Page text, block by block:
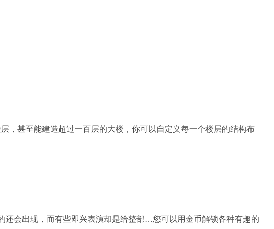
，甚至能建造超过一百层的大楼，你可以自定义每一个楼层的结构布
还会出现，而有些即兴表演却是给整部…您可以用金币解锁各种有趣的